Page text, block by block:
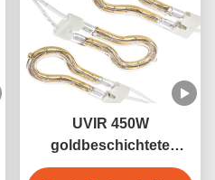
UVIR 450W
goldbeschichtete
Wolfram-Glanzring-